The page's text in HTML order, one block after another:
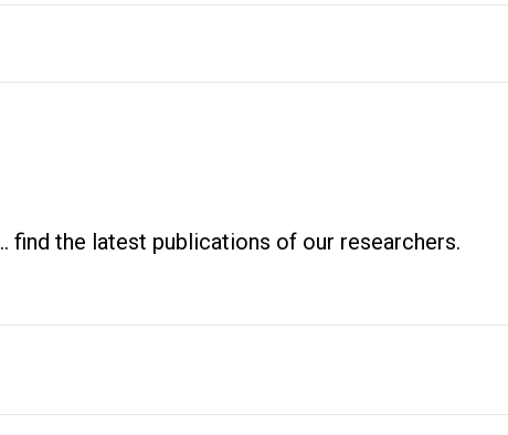
find the latest publications of our researchers.